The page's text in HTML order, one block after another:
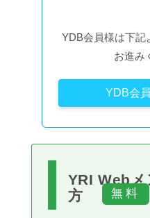
YDB会員様は下記
お進み
YDB会
YRI Webメ
方